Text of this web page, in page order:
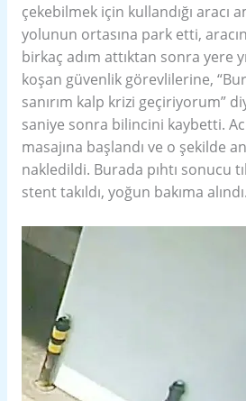
çekebilmek için kullandığı aracı
yolunun ortasına park etti,
birkaç adım attıktan sonra yere
koşan güvenlik görevlilerine,
sanırım kalp krizi geçiriyorum”
saniye sonra bilincini kaybetti.
masajına başlandı ve o şekilde
nakledildi. Burada pıhtı sonucu
stent takıldı, yoğun bakıma alındı.